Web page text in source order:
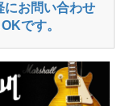
にお問い合わせ
です。